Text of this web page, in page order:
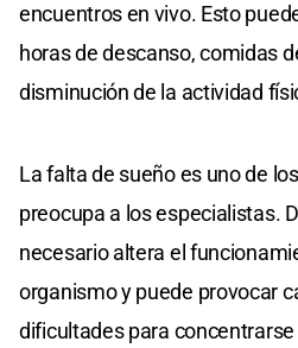
encuentros en vivo. Esto
horas de descanso, comidas
disminución de la actividad
La falta de sueño es uno de
preocupa a los especialistas.
necesario altera el
organismo y puede provocar
dificultades para